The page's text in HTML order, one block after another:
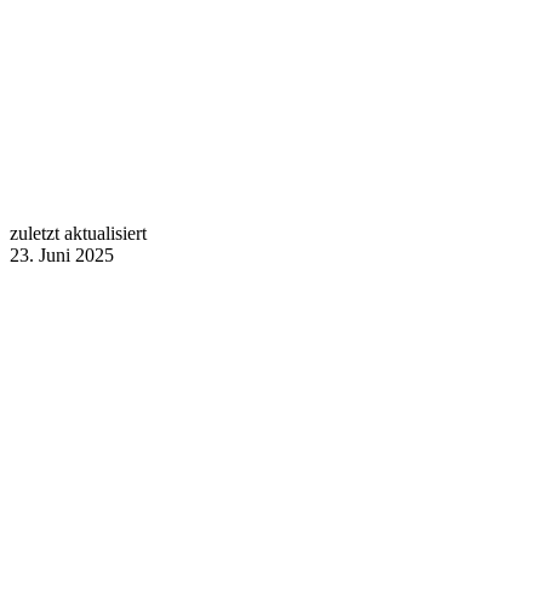
zuletzt aktualisiert
23. Juni 2025